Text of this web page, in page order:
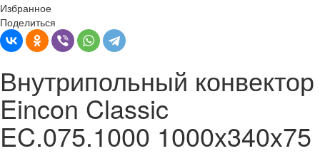
Избранное
Поделиться
Внутрипольный конвектор
Eincon Classic
EC.075.1000 1000x340x75